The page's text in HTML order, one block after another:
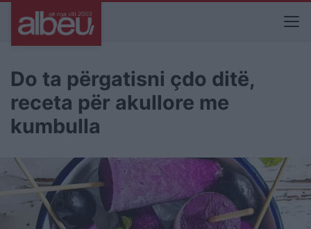
Do ta përgatisni çdo ditë,
receta për akullore me
kumbulla